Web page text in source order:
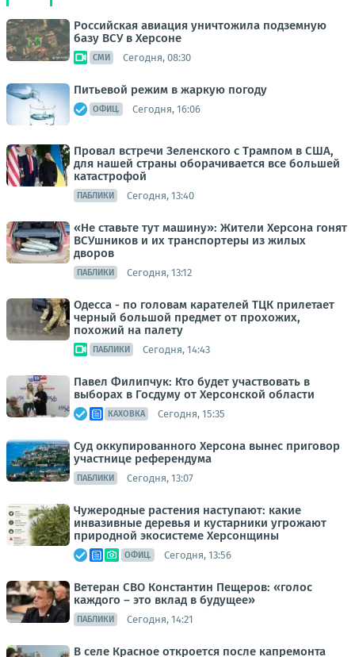
Российская авиация уничтожила подземную
базу ВСУ в Херсоне
СМИ Сегодня, 08:30
Питьевой режим в жаркую погоду
ОФИЦ. Сегодня, 16:06
Провал встречи Зеленского с Трампом в США,
для нашей страны оборачивается все большей
катастрофой
ПАБЛИКИ Сегодня, 13:40
«Не ставьте тут машину»: Жители Херсона гонят
ВСУшников и их транспортеры из жилых
дворов
ПАБЛИКИ Сегодня, 13:12
Одесса - по головам карателей ТЦК прилетает
черный большой предмет от прохожих,
похожий на палету
ПАБЛИКИ Сегодня, 14:43
Павел Филипчук: Кто будет участвовать в
выборах в Госдуму от Херсонской области
КАХОВКА Сегодня, 15:35
Суд оккупированного Херсона вынес приговор
участнице референдума
ПАБЛИКИ Сегодня, 13:07
Чужеродные растения наступают: какие
инвазивные деревья и кустарники угрожают
природной экосистеме Херсонщины
ОФИЦ. Сегодня, 13:56
Ветеран СВО Константин Пещеров: «голос
каждого – это вклад в будущее»
ПАБЛИКИ Сегодня, 14:21
В селе Красное откроется после капремонта